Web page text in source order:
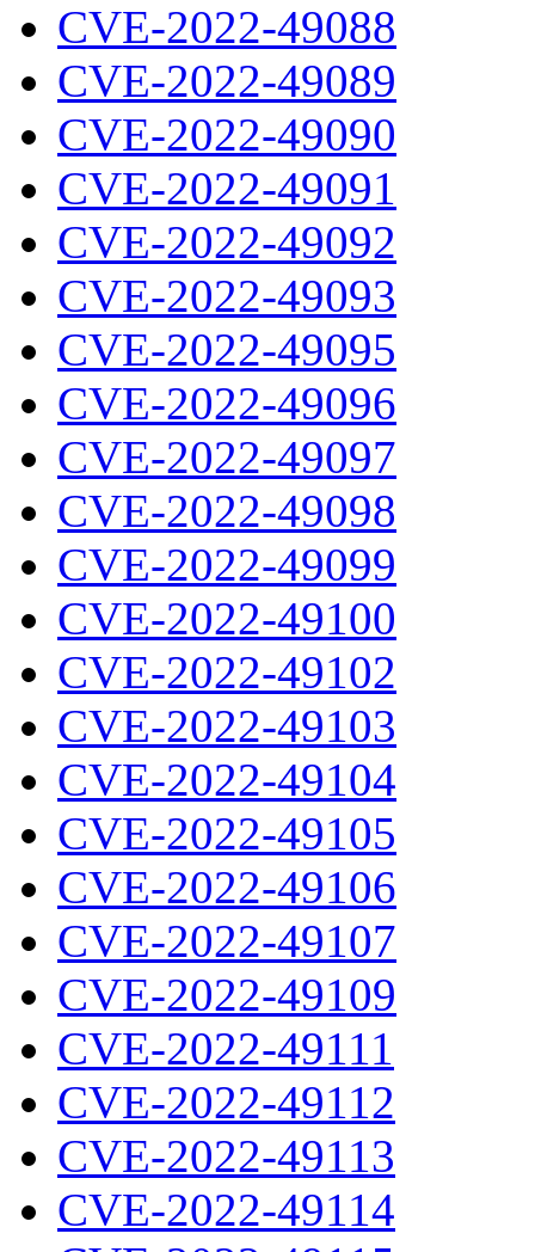
CVE-2022-49088
CVE-2022-49089
CVE-2022-49090
CVE-2022-49091
CVE-2022-49092
CVE-2022-49093
CVE-2022-49095
CVE-2022-49096
CVE-2022-49097
CVE-2022-49098
CVE-2022-49099
CVE-2022-49100
CVE-2022-49102
CVE-2022-49103
CVE-2022-49104
CVE-2022-49105
CVE-2022-49106
CVE-2022-49107
CVE-2022-49109
CVE-2022-49111
CVE-2022-49112
CVE-2022-49113
CVE-2022-49114